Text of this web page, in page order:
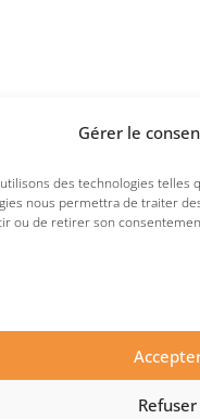
Gérer le
des technologies
nous permettra de traiter
ou de retirer son
Refuser